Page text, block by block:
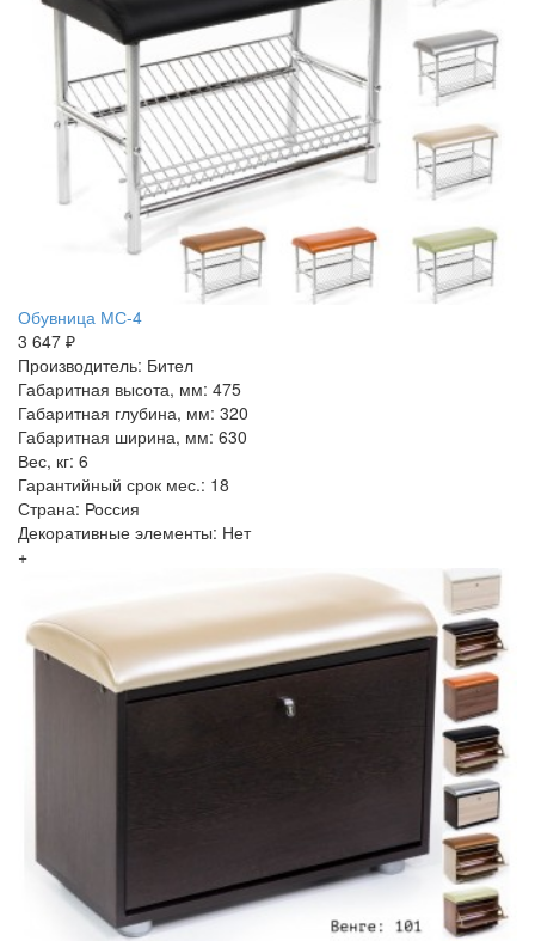
Обувница МС-4
3 647 ₽
Производитель: Бител
Габаритная высота, мм: 475
Габаритная глубина, мм: 320
Габаритная ширина, мм: 630
Вес, кг: 6
Гарантийный срок мес.: 18
Страна: Россия
Декоративные элементы: Нет
+